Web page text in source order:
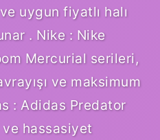
uygun fiyatlı halı
. Nike : Nike
Mercurial serileri,
ve maksimum
: Adidas Predator
hassasiyet